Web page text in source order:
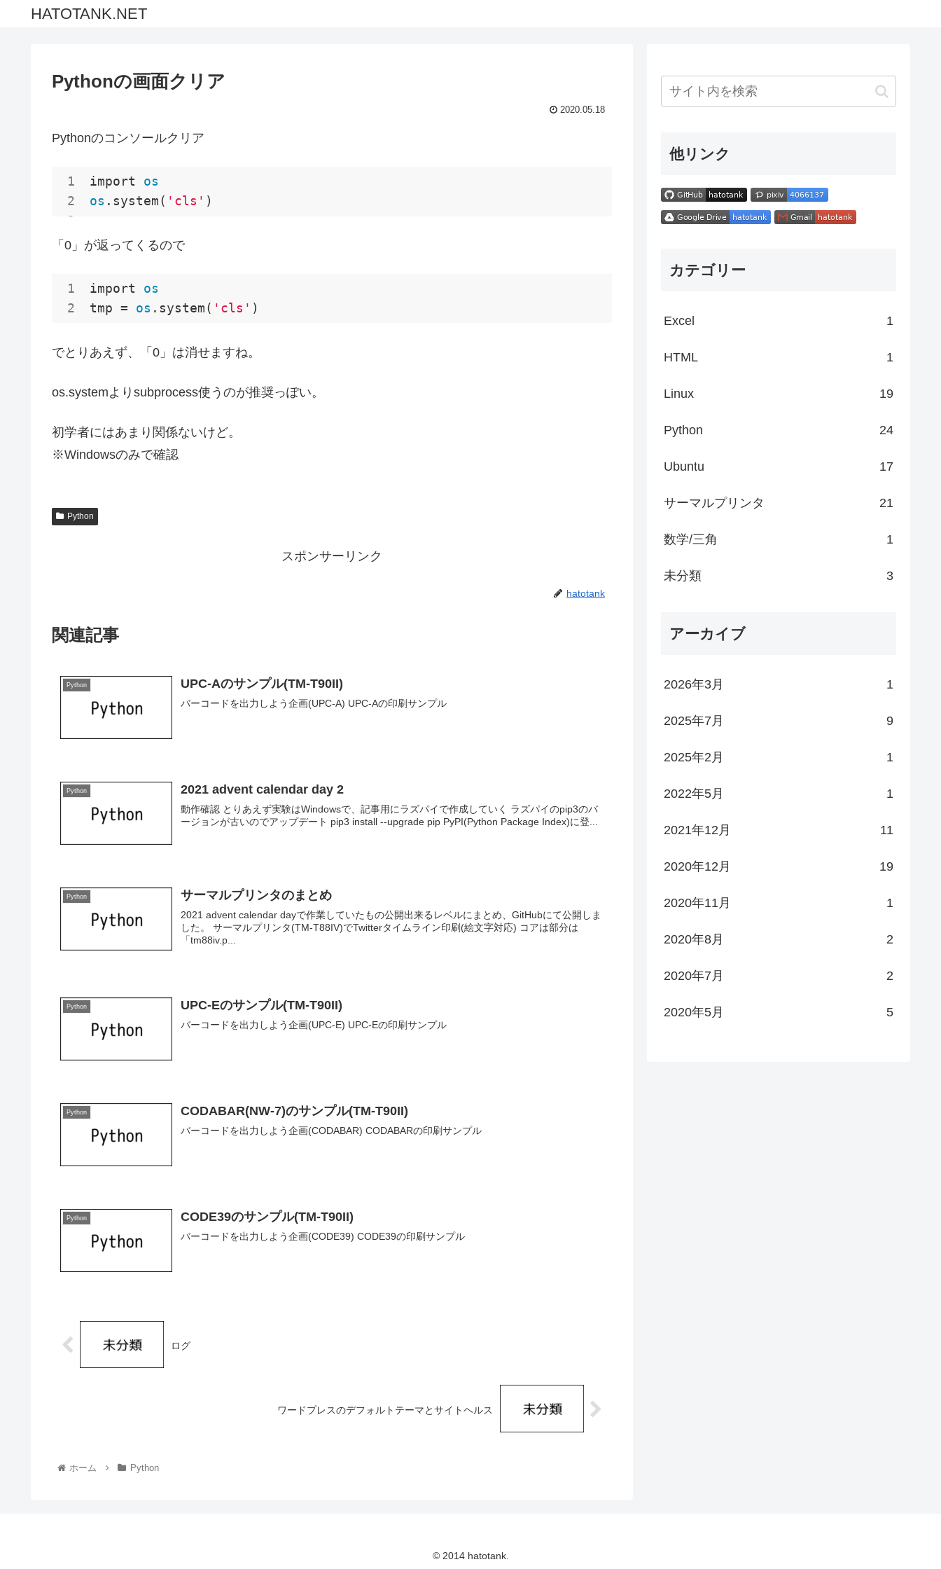
HATOTANK.NET
Pythonの画面クリア
2020.05.18
Pythonのコンソールクリア
import os
os .system( 'cls' )
「0」が返ってくるので
import os
tmp = os .system( 'cls' )
でとりあえず、「0」は消せますね。
os.systemよりsubprocess使うのが推奨っぽい。
初学者にはあまり関係ないけど。
※Windowsのみで確認
Python
スポンサーリンク
hatotank
関連記事
Python UPC-Aのサンプル(TM-T90II)
バーコードを出力しよう企画(UPC-A) UPC-Aの印刷サンプル
Python 2021 advent calendar day 2
動作確認 とりあえず実験はWindowsで、記事用にラズパイで作成していく ラズパイのpip3のバ
ージョンが古いのでアップデート pip3 install --upgrade pip PyPI(Python Package Index)に登...
Python サーマルプリンタのまとめ
2021 advent calendar dayで作業していたもの公開出来るレベルにまとめ、GitHubにて公開しま
した。 サーマルプリンタ(TM-T88IV)でTwitterタイムライン印刷(絵文字対応) コアは部分は
「tm88iv.p...
Python UPC-Eのサンプル(TM-T90II)
バーコードを出力しよう企画(UPC-E) UPC-Eの印刷サンプル
Python CODABAR(NW-7)のサンプル(TM-T90II)
バーコードを出力しよう企画(CODABAR) CODABARの印刷サンプル
Python CODE39のサンプル(TM-T90II)
バーコードを出力しよう企画(CODE39) CODE39の印刷サンプル
ログ
ワードプレスのデフォルトテーマとサイトヘルス
ホーム Python
他リンク
カテゴリー
Excel 1
HTML 1
Linux 19
Python 24
Ubuntu 17
サーマルプリンタ 21
数学/三角 1
未分類 3
アーカイブ
2026年3月 1
2025年7月 9
2025年2月 1
2022年5月 1
2021年12月 11
2020年12月 19
2020年11月 1
2020年8月 2
2020年7月 2
2020年5月 5
© 2014 hatotank.